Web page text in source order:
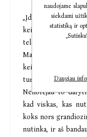
„Įdomus klausimas,
keičiasi. Kai
televizijos serialą
Mankellio serijos,
keisti Valanderio.
turėtų būti Kurtas
Nenorėjau to
kad viskas, kas
koks nors
nutinka, ir aš
naudojame
siekdami
statistiką ir
Daugiau